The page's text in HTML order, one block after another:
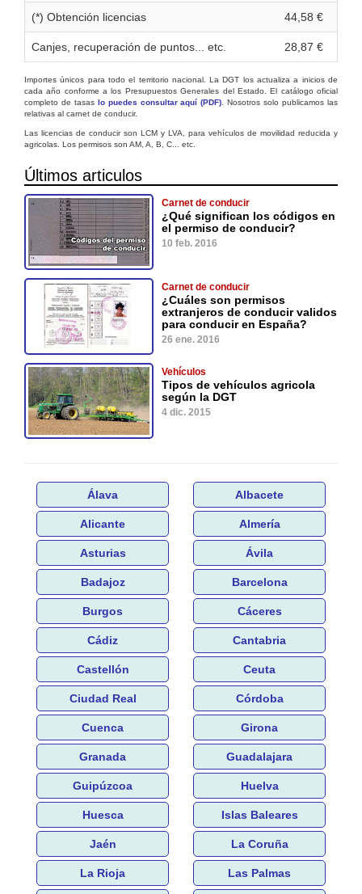
(*) Obtención licencias 44,58 €
Canjes, recuperación de puntos... etc. 28,87 €
Importes únicos para todo el territorio nacional. La DGT los actualiza a inicios de
cada año conforme a los Presupuestos Generales del Estado. El catálogo oficial
completo de tasas lo puedes consultar aquí (PDF) . Nosotros solo publicamos las
relativas al carnet de conducir.
Las licencias de conducir son LCM y LVA, para vehículos de movilidad reducida y
agricolas. Los permisos son AM, A, B, C... etc.
Últimos articulos
Carnet de conducir
¿Qué significan los códigos en
el permiso de conducir?
10 feb. 2016
Carnet de conducir
¿Cuáles son permisos
extranjeros de conducir validos
para conducir en España?
26 ene. 2016
Vehículos
Tipos de vehículos agricola
según la DGT
4 dic. 2015
Álava Albacete
Alicante Almería
Asturias Ávila
Badajoz Barcelona
Burgos Cáceres
Cádiz Cantabria
Castellón Ceuta
Ciudad Real Córdoba
Cuenca Girona
Granada Guadalajara
Guipúzcoa Huelva
Huesca Islas Baleares
Jaén La Coruña
La Rioja Las Palmas